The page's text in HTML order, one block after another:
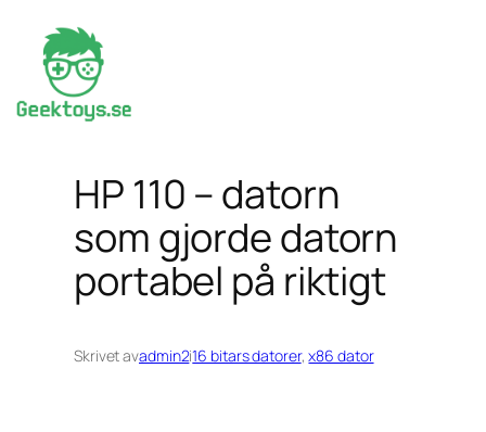
Hoppa
innehåll
HP 110 – datorn
som gjorde datorn
portabel på riktigt
Skrivet avadmin2i16 bitars datorer, x86 dator